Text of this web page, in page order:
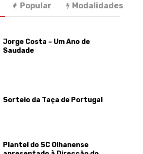
Popular Modalidades
Jorge Costa – Um Ano de
Saudade
Sorteio da Taça de Portugal
Plantel do SC Olhanense